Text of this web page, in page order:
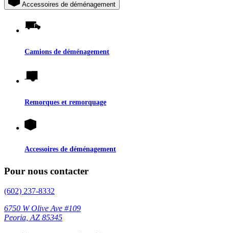
Accessoires de déménagement
Camions de déménagement
Remorques et remorquage
Accessoires de déménagement
Pour nous contacter
(602) 237-8332
6750 W Olive Ave #109
Peoria, AZ 85345